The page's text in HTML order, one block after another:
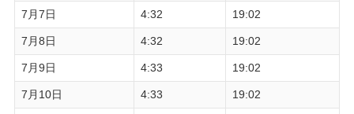
7月7日 4:32 19:02
7月8日 4:32 19:02
7月9日 4:33 19:02
7月10日 4:33 19:02